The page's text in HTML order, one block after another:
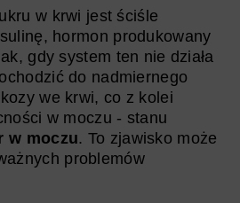
w krwi jest ściśle
hormon produkowany
gdy system ten nie działa
do nadmiernego
we krwi, co z kolei
w moczu - stanu
w moczu. To zjawisko może
problemów